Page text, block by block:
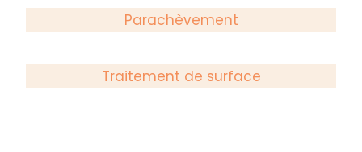
Parachèvement
Traitement de surface